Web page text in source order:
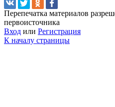
Перепечатка материалов
первоисточника
Вход или Регистрация
К началу страницы